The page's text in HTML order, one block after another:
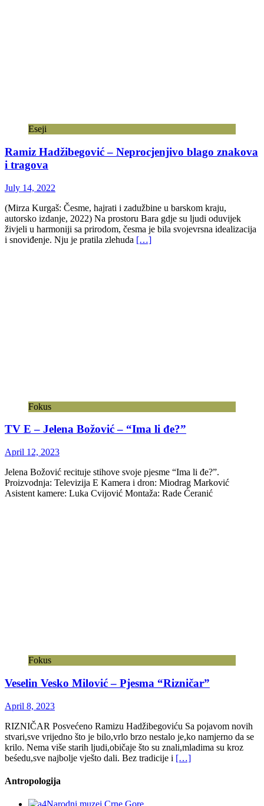
Eseji
Ramiz Hadžibegović – Neprocjenjivo blago znakova
i tragova
July 14, 2022
(Mirza Kurgaš: Česme, hajrati i zadužbine u barskom kraju,
autorsko izdanje, 2022) Na prostoru Bara gdje su ljudi oduvijek
živjeli u harmoniji sa prirodom, česma je bila svojevrsna idealizacija
i snoviđenje. Nju je pratila zlehuda […]
Fokus
TV E – Jelena Božović – “Ima li đe?”
April 12, 2023
Jelena Božović recituje stihove svoje pjesme “Ima li đe?”.
Proizvodnja: Televizija E Kamera i dron: Miodrag Marković
Asistent kamere: Luka Cvijović Montaža: Rade Ćeranić
Fokus
Veselin Vesko Milović – Pjesma “Rizničar”
April 8, 2023
RIZNIČAR Posvećeno Ramizu Hadžibegoviću Sa pojavom novih
stvari,sve vrijedno što je bilo,vrlo brzo nestalo je,ko namjerno da se
krilo. Nema više starih ljudi,običaje što su znali,mladima su kroz
beśedu,sve najbolje vješto dali. Bez tradicije i […]
Antropologija